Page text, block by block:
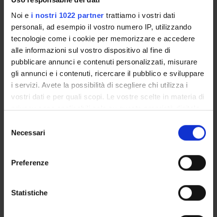
Noi e i nostri 1022 partner trattiamo i vostri dati
personali, ad esempio il vostro numero IP, utilizzando
tecnologie come i cookie per memorizzare e accedere
alle informazioni sul vostro dispositivo al fine di
pubblicare annunci e contenuti personalizzati, misurare
gli annunci e i contenuti, ricercare il pubblico e sviluppare
i servizi. Avete la possibilità di scegliere chi utilizza i
vostri dati e per quali scopi. Le vostre scelte in materia di
privacy sono applicabili solo su questa proprietà digitale
modificare o revocare il proprio consenso in qualsiasi
momento dalla Dichiarazione sui cookie o facendo clic
raccogliere informazioni sulla tua posizione
geografica, con un'approssimazione di qualche
delNecessari
Preferenze
Statistiche
analysis
Lecture 2: Data preparation and feedforward neural
networks
Lecture 3: Convolutional and recurrent neural networks
Lecture 4: Building a trading strategy and further
applications
Dates, hours and Rooms
21/3 - 1530-1730 - Meeting Room 2nd floor
28/3 - 1530-1730 - Meeting Room 2nd floor